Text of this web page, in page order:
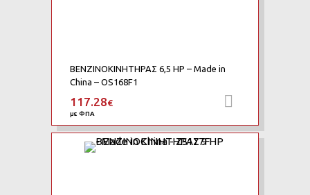
ΒΕΝΖΙΝΟΚΙΝΗΤΗΡΑΣ 6,5 HP – Made in
China – OS168F1
117.28€
με ΦΠΑ